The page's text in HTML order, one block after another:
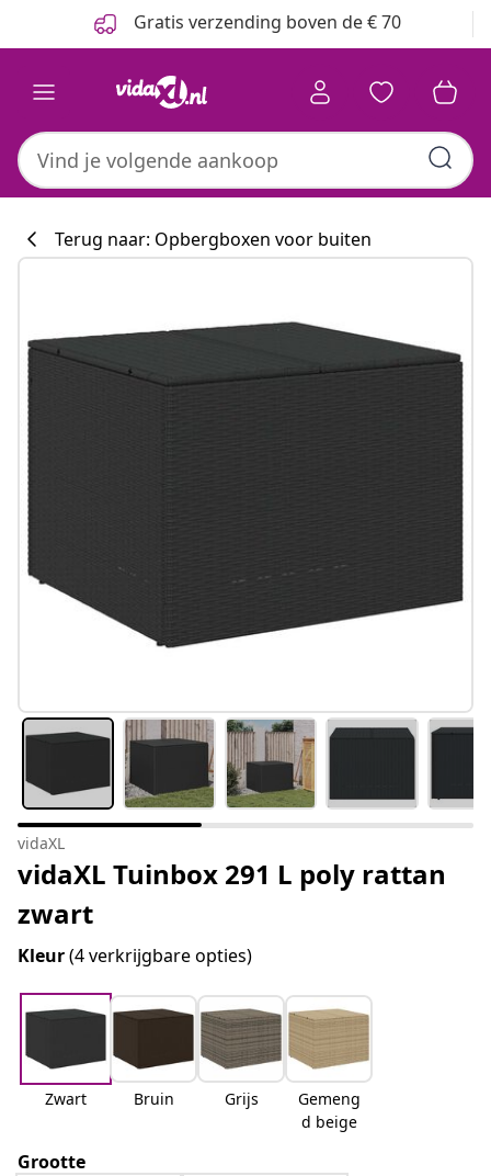
Gratis verzending boven de € 70
Terug naar: Opbergboxen voor buiten
vidaXL
vidaXL Tuinbox 291 L poly rattan
zwart
Kleur(4 verkrijgbare opties)
Zwart Bruin Grijs
Gemeng
d beige
Grootte